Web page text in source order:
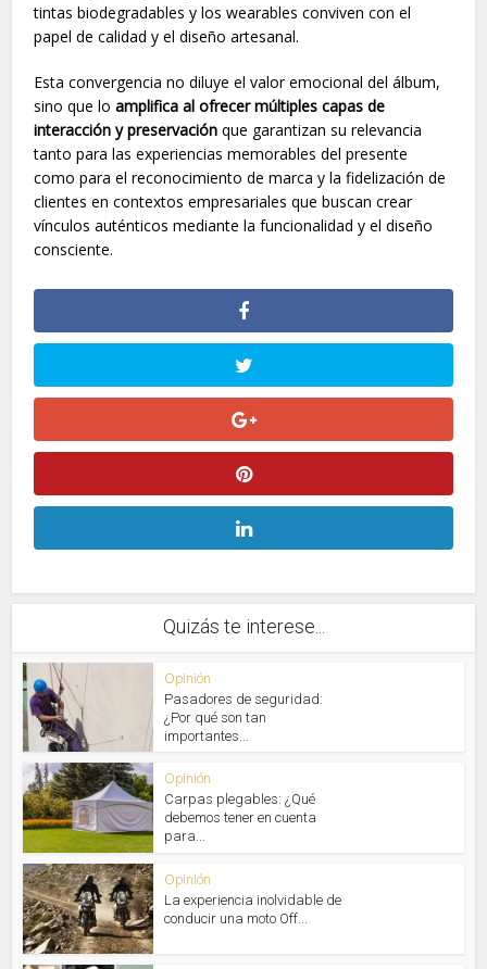
tintas biodegradables y los wearables conviven con el
papel de calidad y el diseño artesanal.
Esta convergencia no diluye el valor emocional del álbum,
sino que loamplifica al ofrecer múltiples capas de
interacción y preservación que garantizan su relevancia
tanto para las experiencias memorables del presente
como para el reconocimiento de marca y la fidelización de
clientes en contextos empresariales que buscan crear
vínculos auténticos mediante la funcionalidad y el diseño
consciente.
Quizás te interese...
Opinión
Pasadores de seguridad:
¿Por qué son tan
importantes...
Opinión
Carpas plegables: ¿Qué
debemos tener en cuenta
para...
Opinión
La experiencia inolvidable de
conducir una moto Off...